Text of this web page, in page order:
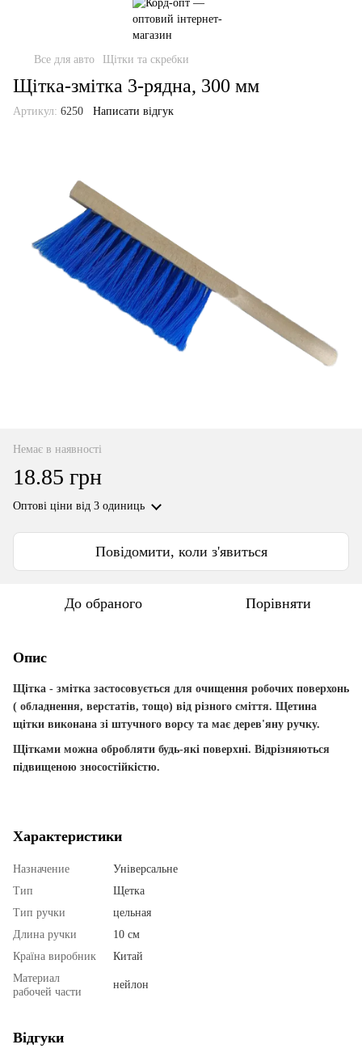
Все для авто Щітки та скребки
Щітка-змітка 3-рядна, 300 мм
Артикул: 6250 Написати відгук
Немає в наявності
18.85 грн
Оптові ціни від 3 одиниць
Повідомити, коли з'явиться
До обраного Порівняти
Опис
Щітка - змітка застосовується для очищення робочих поверхонь
( обладнення, верстатів, тощо) від різного сміття. Щетина
щітки виконана зі штучного ворсу та має дерев'яну ручку.
Щітками можна обробляти будь-які поверхні. Відрізняються
підвищеною зносостійкістю.
Характеристики
Назначение
Універсальне
Тип
Щетка
Тип ручки
цельная
Длина ручки
10 см
Країна виробник
Китай
Материал
рабочей части
нейлон
Відгуки